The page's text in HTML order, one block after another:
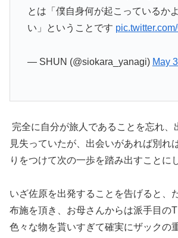
とは「僕自身何が起こっているか
い」ということです
— SHUN (@siokara_yanagi) May
完全に自分が旅人であることを忘れ、
見失っていたが、出会いがあれば別れ
りをつけて次の一歩を踏み出すことに
いざ佐原を出発することを告げると、
布施を頂き、お母さんからは派手目のT
色々な物を貰いすぎて確実にザックの